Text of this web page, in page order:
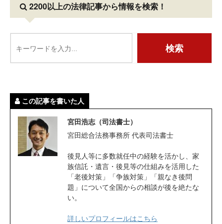
2200以上の法律記事から情報を検索！
この記事を書いた人
宮田浩志（司法書士）
宮田総合法務事務所 代表司法書士
後見人等に多数就任中の経験を活かし、家
族信託・遺言・後見等の仕組みを活用した
「老後対策」「争族対策」「親なき後問
題」について全国からの相談が後を絶たな
い。
詳しいプロフィールはこちら